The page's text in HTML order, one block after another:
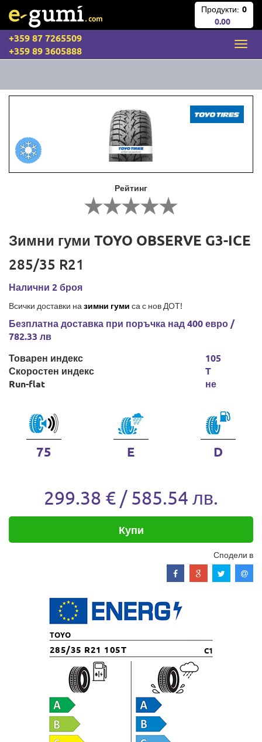
Продукти: 0
0.00
+359 87 7265509
+359 89 3605888
Рейтинг
Зимни гуми TOYO OBSERVE G3-ICE
285/35 R21
Налични 2 броя
Всички доставки на зимни гуми са с нов ДОТ!
Безплатна доставка при поръчка над 400 евро /
782.33 лв
Товарен индекс
Скоростен индекс
Run-flat
105
T
не
75 E D
299.38 € / 585.54 лв.
Купи
Сподели в
TOYO
285/35 R21 105T C1